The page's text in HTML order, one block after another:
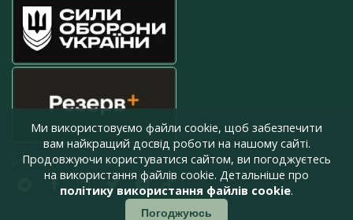
press@armyinform.com.ua
Ми використовуємо файли cookie, щоб забезпечити
вам найкращий досвід роботи на нашому сайті.
Продовжуючи користуватися сайтом, ви погоджуєтесь
на використання файлів cookie. Детальніше про
політику використання файлів cookie.
Погоджуюсь